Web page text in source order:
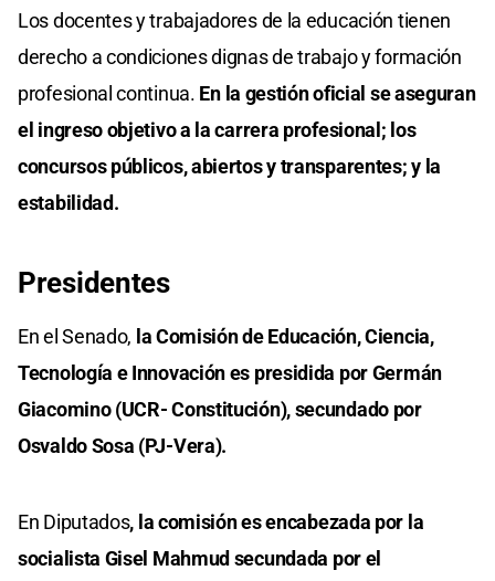
Los docentes y trabajadores de la educación tienen
derecho a condiciones dignas de trabajo y formación
profesional continua. En la gestión oficial se aseguran
el ingreso objetivo a la carrera profesional; los
concursos públicos, abiertos y transparentes; y la
estabilidad.
Presidentes
En el Senado, la Comisión de Educación, Ciencia,
Tecnología e Innovación es presidida por Germán
Giacomino (UCR- Constitución), secundado por
Osvaldo Sosa (PJ-Vera).
En Diputados, la comisión es encabezada por la
socialista Gisel Mahmud secundada por el